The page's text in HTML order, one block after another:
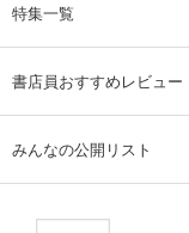
特集一覧
書店員おすすめレビュー
みんなの公開リスト